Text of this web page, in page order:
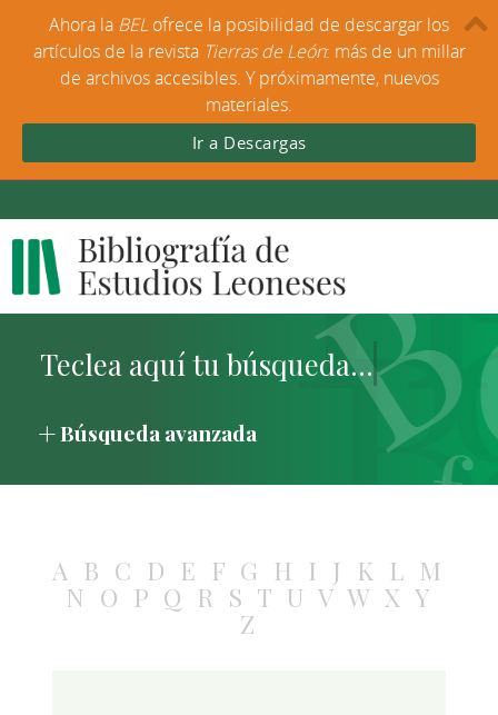
Búsqueda avanzada
A B C D E F G H I J K L M
N O P Q R S T U V W X Y
Z
Ahora la BEL ofrece la posibilidad de descargar los
artículos de la revista Tierras de León: más de un millar
de archivos accesibles. Y próximamente, nuevos
materiales.
Ir a Descargas